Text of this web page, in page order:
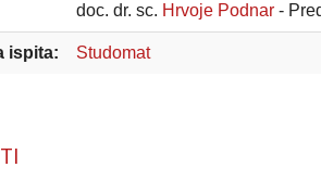
doc. dr. sc. Hrvoje Podnar -
ispita: Studomat